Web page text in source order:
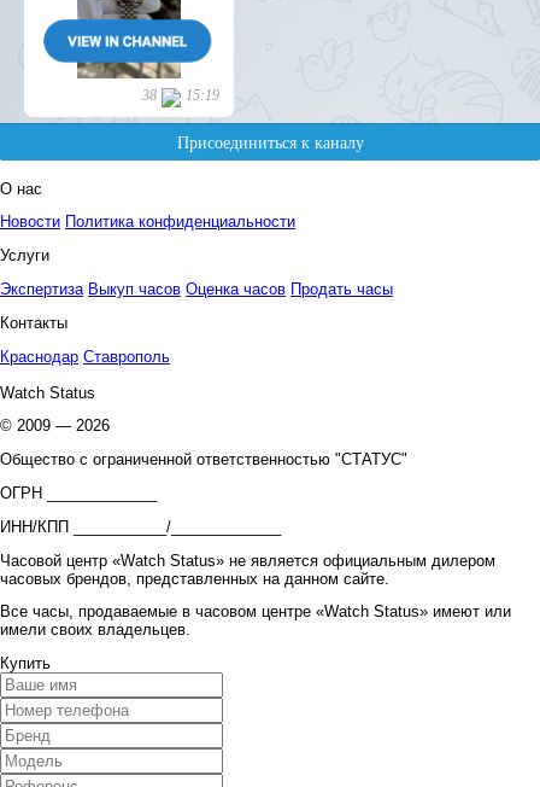
О нас
Новости Политика конфиденциальности
Услуги
Экспертиза Выкуп часов Оценка часов Продать часы
Контакты
Краснодар Ставрополь
Watch Status
© 2009 — 2026
Общество с ограниченной ответственностью "СТАТУС"
ОГРН _____________
ИНН/КПП ___________/_____________
Часовой центр «Watch Status» не является официальным дилером
часовых брендов, представленных на данном сайте.
Все часы, продаваемые в часовом центре «Watch Status» имеют или
имели своих владельцев.
Купить